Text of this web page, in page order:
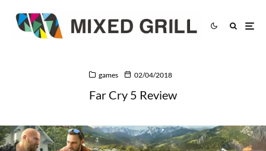
games 02/04/2018
Far Cry 5 Review